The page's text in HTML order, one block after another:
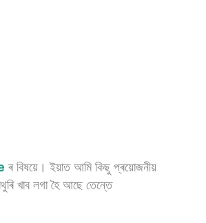
ৰ বিষয়ে। ইয়াত আমি কিছু প্ৰয়োজনীয়
খাব লগা হৈ আছে তেন্তে